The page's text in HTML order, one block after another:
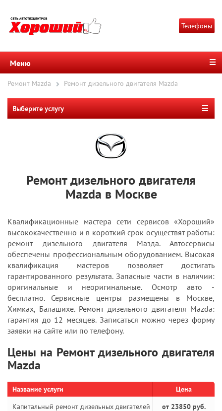
Телефоны
Меню
Ремонт Mazda Ремонт дизельного двигателя Mazda
Выберите услугу
Ремонт дизельного двигателя
Mazda в Москве
Квалификационные мастера сети сервисов «Хороший»
высококачественно и в короткий срок осуществят работы:
ремонт дизельного двигателя Мазда. Автосервисы
обеспечены профессиональным оборудованием. Высокая
квалификация мастеров позволяет достигать
гарантированного результата. Запасные части в наличии:
оригинальные и неоригинальные. Осмотр авто -
бесплатно. Сервисные центры размещены в Москве,
Химках, Балашихе. Ремонт дизельного двигателя Mazda:
гарантия до 12 месяцев. Записаться можно через форму
заявки на сайте или по телефону.
Цены на Ремонт дизельного двигателя
Mazda
Название услуги
Цена
Капитальный ремонт дизельных двигателей
от 23850 руб.